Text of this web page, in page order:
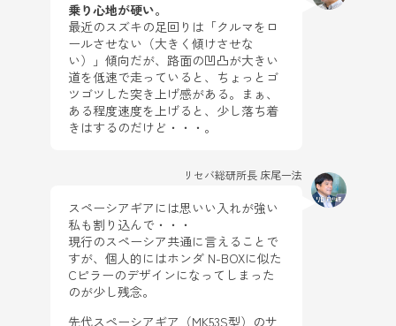
乗り心地が硬い。
最近のスズキの足回りは「クルマをロ
ールさせない（大きく傾けさせな
い）」傾向だが、路面の凹凸が大きい
道を低速で走っていると、ちょっとゴ
ツゴツした突き上げ感がある。まぁ、
ある程度速度を上げると、少し落ち着
きはするのだけど・・・。
リセバ総研所長 床尾一法
スペーシアギアには思いい入れが強い
私も割り込んで・・・
現行のスペーシア共通に言えることで
すが、個人的にはホンダ N-BOXに似た
Cピラーのデザインになってしまった
のが少し残念。
先代スペーシアギア（MK53S型）のサ